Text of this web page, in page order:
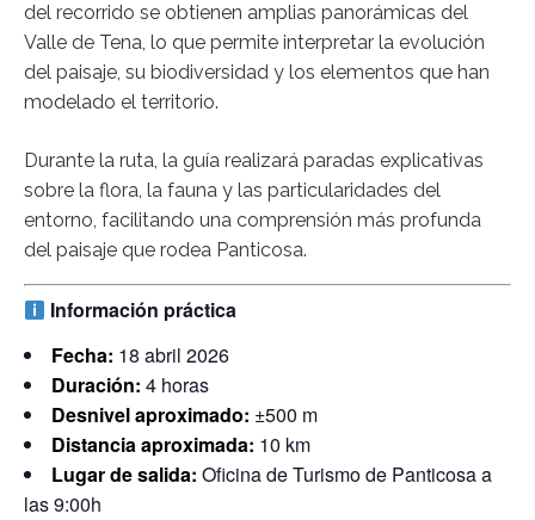
del recorrido se obtienen amplias panorámicas del
Valle de Tena, lo que permite interpretar la evolución
del paisaje, su biodiversidad y los elementos que han
modelado el territorio.
Durante la ruta, la guía realizará paradas explicativas
sobre la flora, la fauna y las particularidades del
entorno, facilitando una comprensión más profunda
del paisaje que rodea Panticosa.
Información práctica
Fecha: 18 abril 2026
Duración: 4 horas
Desnivel aproximado: ±500 m
Distancia aproximada: 10 km
Lugar de salida: Oficina de Turismo de Panticosa a
las 9:00h